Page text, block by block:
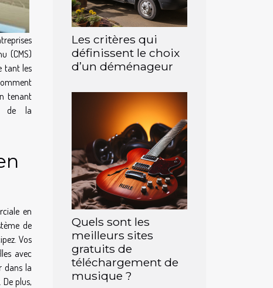
(CMS)
tant les
tenant
de la
en
de
Vos
avec
dans la
plus,
Les critères qui
définissent le choix
d’un déménageur
Quels sont les
meilleurs sites
gratuits de
téléchargement de
musique ?